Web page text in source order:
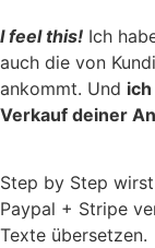
I feel this! Ich
auch die von
ankommt. Und
Verkauf deiner
Step by Step
Paypal + Stripe
Texte übersetzen.